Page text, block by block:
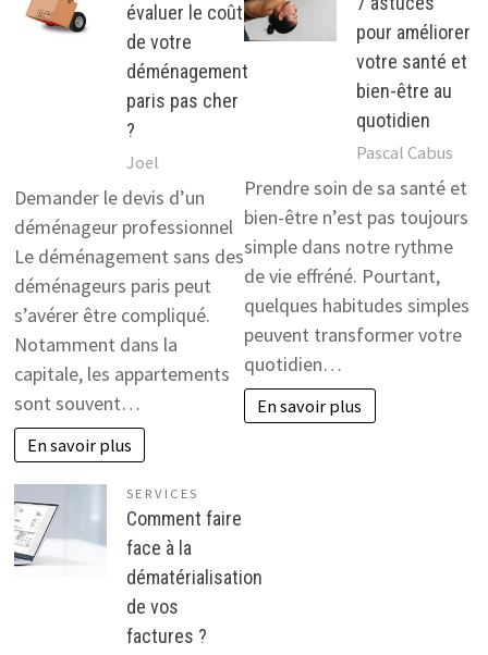
évaluer le coût
de votre
déménagement
paris pas cher
?
Joel
Demander le devis d’un
déménageur professionnel
Le déménagement sans des
déménageurs paris peut
s’avérer être compliqué.
Notamment dans la
capitale, les appartements
sont souvent…
En savoir plus
pour améliorer
votre santé et
bien-être au
quotidien
Pascal Cabus
Prendre soin de sa santé et
bien-être n’est pas toujours
simple dans notre rythme
de vie effréné. Pourtant,
quelques habitudes simples
peuvent transformer votre
quotidien…
En savoir plus
SERVICES
Comment faire
face à la
dématérialisation
de vos
factures ?